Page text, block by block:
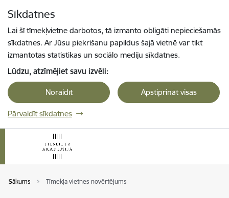
Sīkdatnes
Lai šī tīmekļvietne darbotos, tā izmanto obligāti nepieciešamās
sīkdatnes. Ar Jūsu piekrišanu papildus šajā vietnē var tikt
izmantotas statistikas un sociālo mediju sīkdatnes.
Lūdzu, atzīmējiet savu izvēli:
Noraidīt Apstiprināt visas
Pārvaldīt sīkdatnes
Sākums Tīmekļa vietnes novērtējums